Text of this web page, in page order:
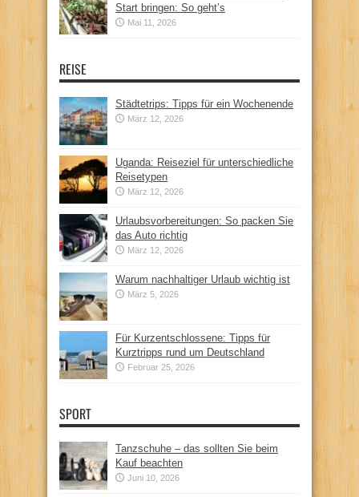
Start bringen: So geht’s
Mai 11, 2026
REISE
Städtetrips: Tipps für ein Wochenende
März 12, 2026
Uganda: Reiseziel für unterschiedliche
Reisetypen
März 12, 2026
Urlaubsvorbereitungen: So packen Sie
das Auto richtig
März 12, 2026
Warum nachhaltiger Urlaub wichtig ist
März 5, 2026
Für Kurzentschlossene: Tipps für
Kurztripps rund um Deutschland
Februar 25, 2026
SPORT
Tanzschuhe – das sollten Sie beim
Kauf beachten
Juni 10, 2026